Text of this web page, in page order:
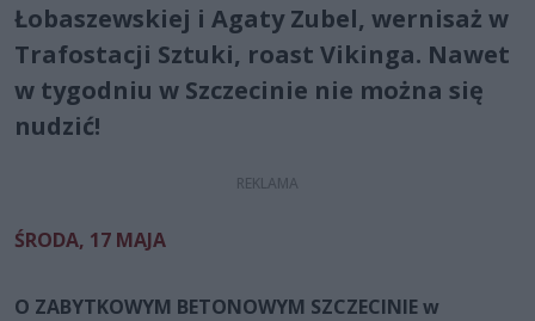
Łobaszewskiej i Agaty Zubel, wernisaż w
Trafostacji Sztuki, roast Vikinga. Nawet
w tygodniu w Szczecinie nie można się
nudzić!
ŚRODA, 17 MAJA
O ZABYTKOWYM BETONOWYM SZCZECINIE w